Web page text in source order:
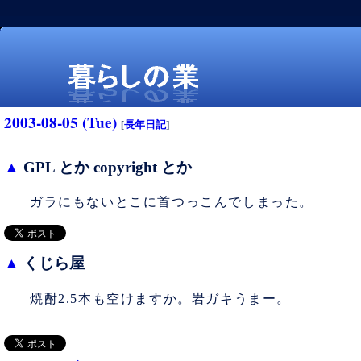
暮らしの業
2003-08-05 (Tue) [長年日記]
▲ GPL とか copyright とか
ガラにもないとこに首つっこんでしまった。
▲ くじら屋
焼酎2.5本も空けますか。岩ガキうまー。